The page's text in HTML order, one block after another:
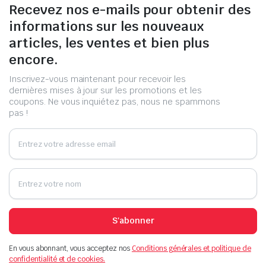
Recevez nos e-mails pour obtenir des
informations sur les nouveaux
articles, les ventes et bien plus
encore.
Inscrivez-vous maintenant pour recevoir les
dernières mises à jour sur les promotions et les
coupons. Ne vous inquiétez pas, nous ne spammons
pas !
S'abonner
En vous abonnant, vous acceptez nosConditions générales et politique de
confidentialité et de cookies.